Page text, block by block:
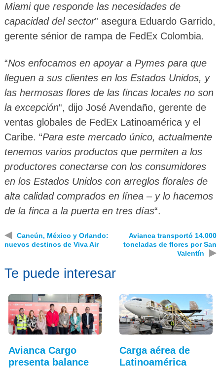
Miami que responde las necesidades de
capacidad del sector” asegura Eduardo Garrido,
gerente sénior de rampa de FedEx Colombia.
“Nos enfocamos en apoyar a Pymes para que
lleguen a sus clientes en los Estados Unidos, y
las hermosas flores de las fincas locales no son
la excepción“, dijo José Avendaño, gerente de
ventas globales de FedEx Latinoamérica y el
Caribe. “Para este mercado único, actualmente
tenemos varios productos que permiten a los
productores conectarse con los consumidores
en los Estados Unidos con arreglos florales de
alta calidad comprados en línea – y lo hacemos
de la finca a la puerta en tres días“.
◀
Cancún, México y Orlando:
nuevos destinos de Viva Air
Avianca transportó 14.000
toneladas de flores por San
Valentín
▶
Te puede interesar
Avianca Cargo
presenta balance
Carga aérea de
Latinoamérica